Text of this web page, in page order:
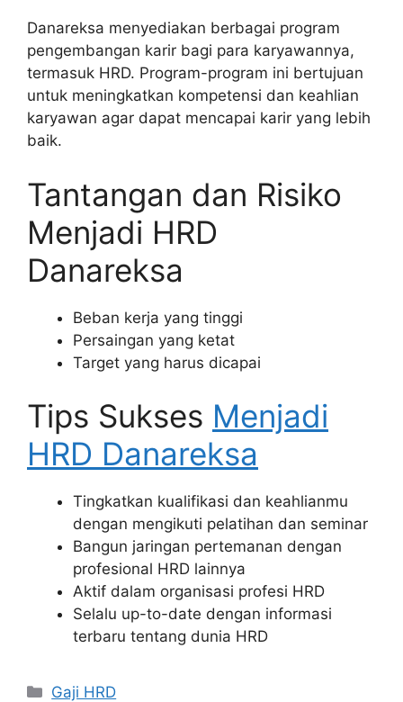
Danareksa menyediakan berbagai program
pengembangan karir bagi para karyawannya,
termasuk HRD. Program-program ini bertujuan
untuk meningkatkan kompetensi dan keahlian
karyawan agar dapat mencapai karir yang lebih
baik.
Tantangan dan Risiko
Menjadi HRD
Danareksa
Beban kerja yang tinggi
Persaingan yang ketat
Target yang harus dicapai
Tips Sukses Menjadi
HRD Danareksa
Tingkatkan kualifikasi dan keahlianmu
dengan mengikuti pelatihan dan seminar
Bangun jaringan pertemanan dengan
profesional HRD lainnya
Aktif dalam organisasi profesi HRD
Selalu up-to-date dengan informasi
terbaru tentang dunia HRD
Kategori
Gaji HRD